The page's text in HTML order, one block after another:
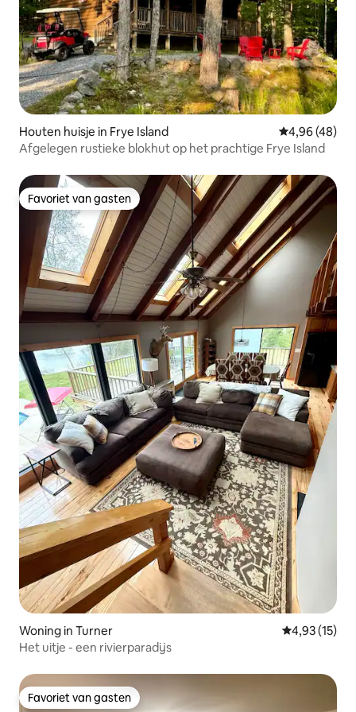
Houten huisje in Frye Island Gemiddelde
4,96 (48)
Afgelegen rustieke blokhut op het prachtige Frye Island
Favoriet van gasten
Favoriet van gasten
Woning in Turner Gemiddelde
4,93 (15)
Het uitje - een rivierparadijs
Favoriet van gasten
Favoriet van gasten